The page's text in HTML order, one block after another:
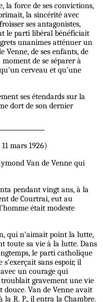
la force de ses convictions,
la sincérité avec
ses antagonistes,
le parti libéral bénéficiait
unanimes atténuer un
Venne, de ses enfants, de
de se séparer à
cerveau et qu'une
ses étendards sur la
dort de son dernier
mars 1926)
Van de Venne qui
pendant vingt ans, à la
de Courtrai, eut au
était modeste
qui n'aimait point la lutte,
toute sa vie à la lutte. Dans
le parti catholique
sans espoir, il
un courage qui
gravement une vie
Van de Venne avait
la R. P., il entra la Chambre.